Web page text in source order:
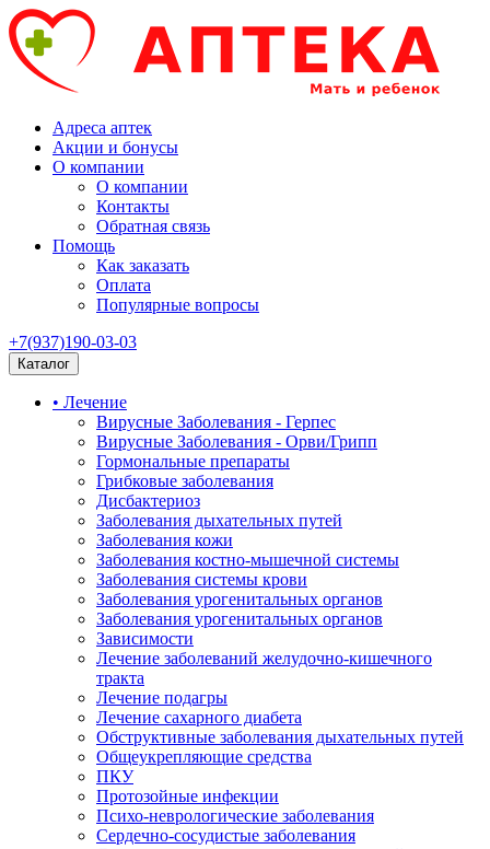
Адреса аптек
Акции и бонусы
О компании
О компании
Контакты
Обратная связь
Помощь
Как заказать
Оплата
Популярные вопросы
+7(937)190-03-03
Каталог
• Лечение
Вирусные Заболевания - Герпес
Вирусные Заболевания - Орви/Грипп
Гормональные препараты
Грибковые заболевания
Дисбактериоз
Заболевания дыхательных путей
Заболевания кожи
Заболевания костно-мышечной системы
Заболевания системы крови
Заболевания урогенитальных органов
Заболевания урогенитальных органов
Зависимости
Лечение заболеваний желудочно-кишечного
тракта
Лечение подагры
Лечение сахарного диабета
Обструктивные заболевания дыхательных путей
Общеукрепляющие средства
ПКУ
Протозойные инфекции
Психо-неврологические заболевания
Сердечно-сосудистые заболевания